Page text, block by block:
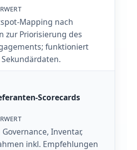
Mapping nach
zur Priorisierung des
funktioniert
Scorecards
Inventar,
inkl. Empfehlungen